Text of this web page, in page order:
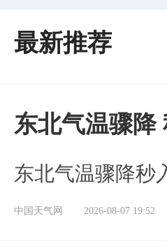
最新推荐
东北气温骤降
东北气温骤降秒
中国天气网 2026-08-07 19:52